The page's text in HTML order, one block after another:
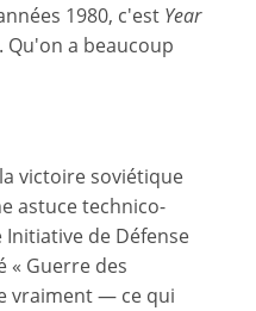
1980, c'est Year
Qu'on a beaucoup
victoire soviétique
astuce technico-
de Défense
« Guerre des
vraiment — ce qui